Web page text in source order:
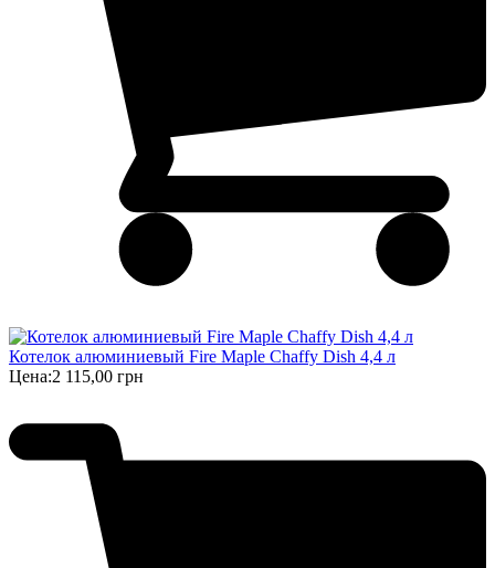
Котелок алюминиевый Fire Maple Chaffy Dish 4,4 л
Цена:2 115,00 грн